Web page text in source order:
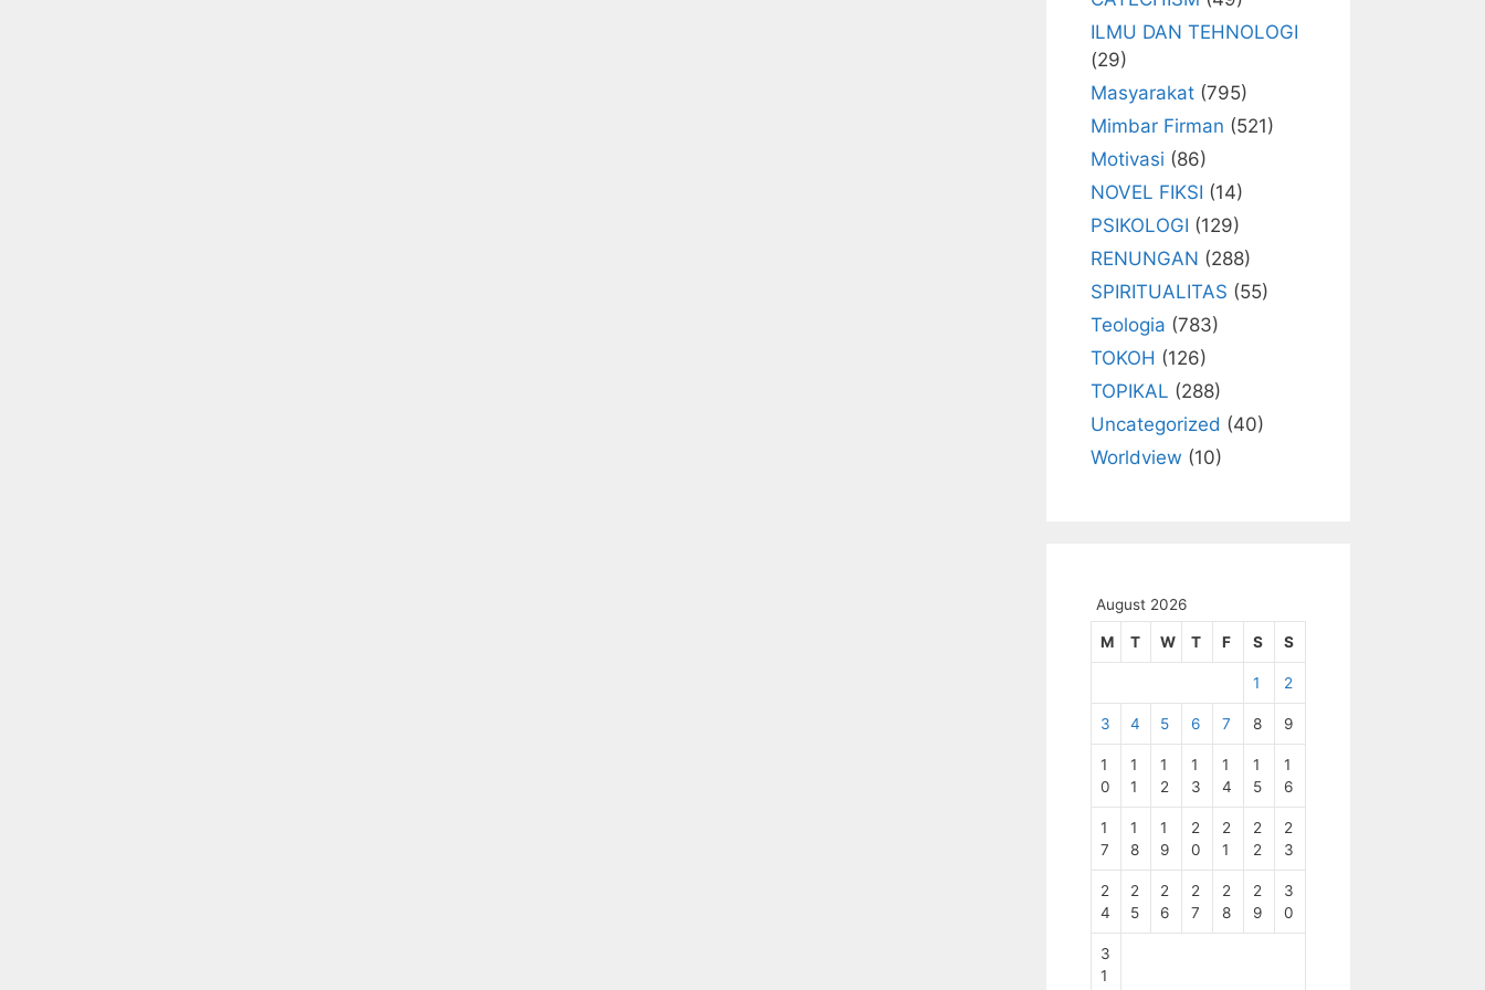
ILMU DAN TEHNOLOGI
(29)
Masyarakat (795)
Mimbar Firman (521)
Motivasi (86)
NOVEL FIKSI (14)
PSIKOLOGI (129)
RENUNGAN (288)
SPIRITUALITAS (55)
Teologia (783)
TOKOH (126)
TOPIKAL (288)
Uncategorized (40)
Worldview (10)
August 2026
M T W T F S S
1 2
3 4 5 6 7 8 9
1
0
1
1
1
2
1
3
1
4
1
5
1
6
1
7
1
8
1
9
2
0
2
1
2
2
2
3
2
4
2
5
2
6
2
7
2
8
2
9
3
0
3
1